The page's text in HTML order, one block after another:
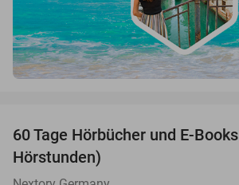
60 Tage Hörbücher und E-
Hörstunden)